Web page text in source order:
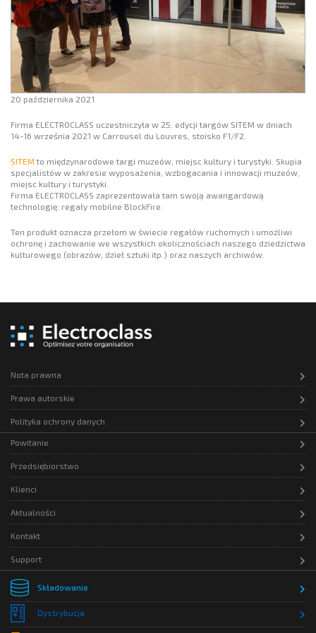
20 października 2021
Firma ELECTROCLASS uczestniczyła w 25. edycji targów SITEM w dniach
14-16 września 2021 w Carrousel du Louvres, stoisko F1/F2.
SITEM to międzynarodowe targi muzeów, miejsc kultury i turystyki. Skupia
specjalistów w zakresie wyposażenia, wzbogacania i innowacji muzeów,
miejsc kultury i turystyki.
Firma ELECTROCLASS zaprezentowała tam swoją awangardową
technologię: regały mobilne BlockFire.
Ten produkt oznacza przełom w świecie regałów ruchomych i umożliwi
ochronę i zachowanie we wszystkich okolicznościach naszego dziedzictwa
kulturowego (obrazów, dzieł sztuki itp.) oraz naszych archiwów.
Nota prawna
Prawa autorskie
Polityka ochrony danych
Powitanie
Przedsiębiorstwo
Klienci
Aktualności
Kontakt
Support
Składowanie
Dystrybucja
się z Tobą w celu opracowania wyceny lub
wizyty przedstawiciela handlowego,